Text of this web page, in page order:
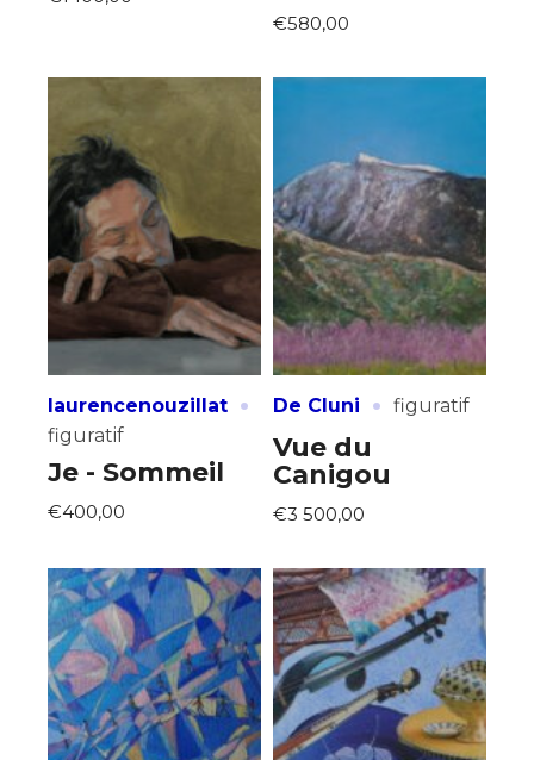
€580,00
laurencenouzillat ·
figuratif
Je - Sommeil
€400,00
De Cluni · figuratif
Vue du
Canigou
€3 500,00